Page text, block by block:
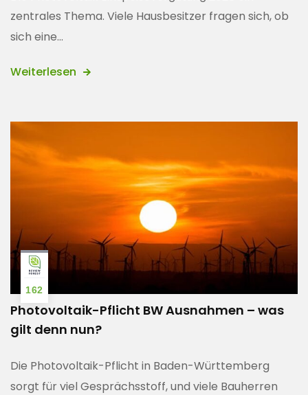
zentrales Thema. Viele Hausbesitzer fragen sich, ob
sich eine...
Weiterlesen
Photovoltaik-Pflicht BW Ausnahmen – was
gilt denn nun?
Die Photovoltaik-Pflicht in Baden-Württemberg
sorgt für viel Gesprächsstoff, und viele Bauherren
162